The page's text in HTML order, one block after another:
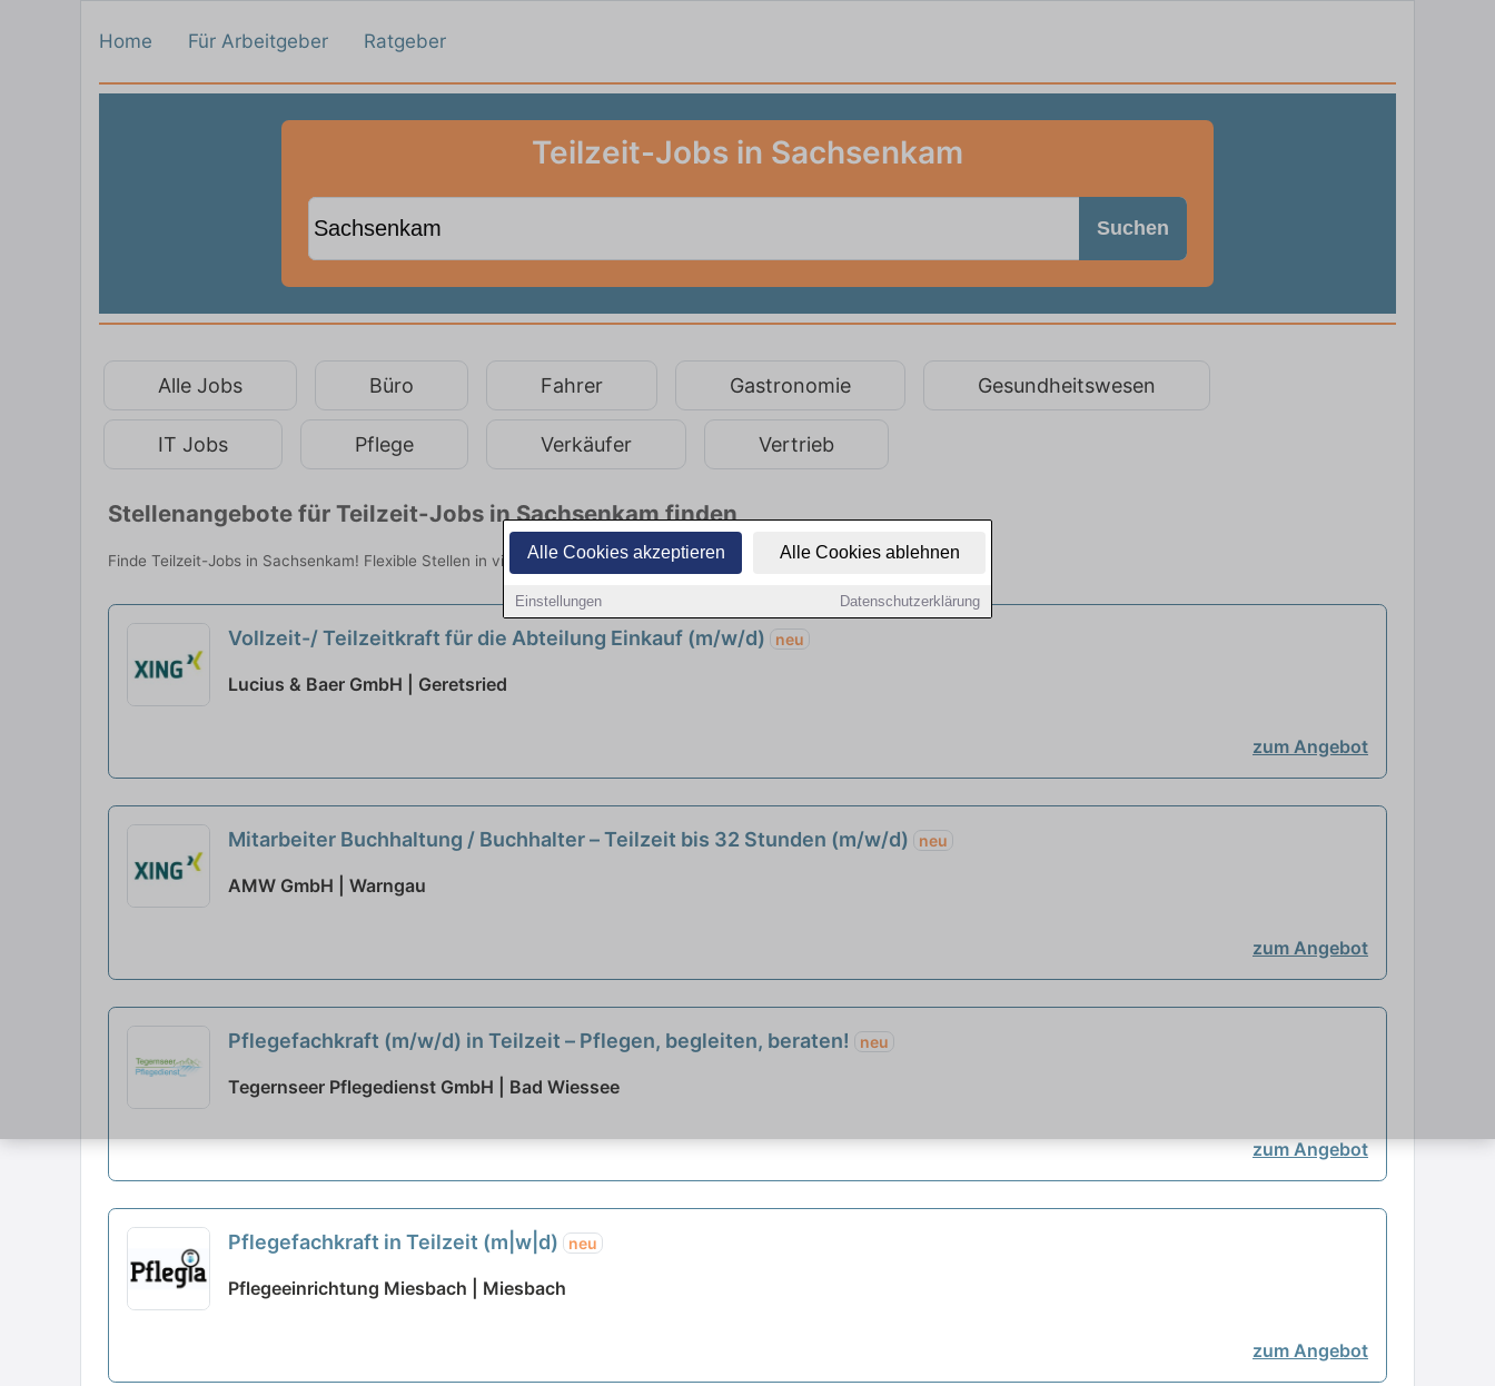
Alle Cookies akzeptieren Alle Cookies ablehnen
Einstellungen Datenschutzerklärung
Home Für Arbeitgeber Ratgeber
Teilzeit-Jobs in Sachsenkam
Suchen
Alle Jobs Büro Fahrer Gastronomie Gesundheitswesen
IT Jobs Pflege Verkäufer Vertrieb
Stellenangebote für Teilzeit-Jobs in Sachsenkam finden
Finde Teilzeit-Jobs in Sachsenkam! Flexible Stellen in vielen Branchen. Jetzt bewerben!
Vollzeit-/ Teilzeitkraft für die Abteilung Einkauf (m/w/d) neu
Lucius & Baer GmbH | Geretsried
zum Angebot
Mitarbeiter Buchhaltung / Buchhalter – Teilzeit bis 32 Stunden (m/w/d) neu
AMW GmbH | Warngau
zum Angebot
Pflegefachkraft (m/w/d) in Teilzeit – Pflegen, begleiten, beraten! neu
Tegernseer Pflegedienst GmbH | Bad Wiessee
zum Angebot
Pflegefachkraft in Teilzeit (m|w|d) neu
Pflegeeinrichtung Miesbach | Miesbach
zum Angebot